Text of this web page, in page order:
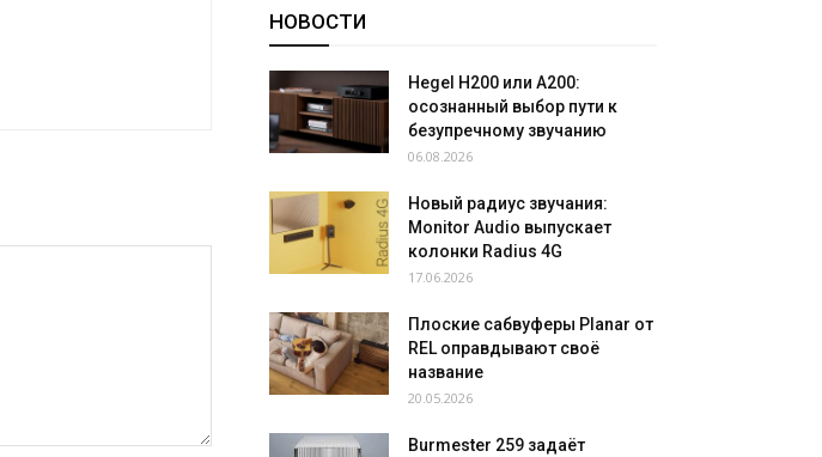
НОВОСТИ
Hegel H200 или A200:
осознанный выбор пути к
безупречному звучанию
06.08.2026
Новый радиус звучания:
Monitor Audio выпускает
колонки Radius 4G
17.06.2026
Плоские сабвуферы Planar от
REL оправдывают своё
название
20.05.2026
Burmester 259 задаёт